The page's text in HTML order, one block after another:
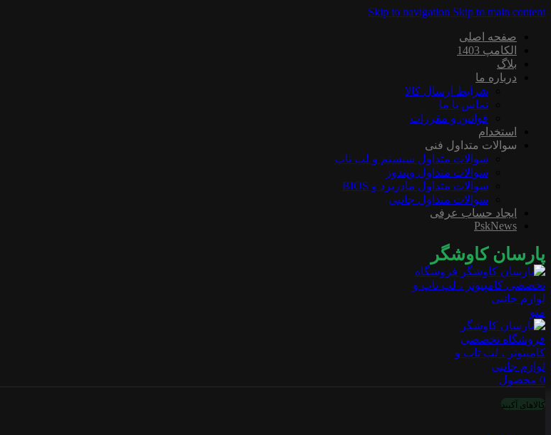
Skip to navigation Skip to main content
صفحه اصلی
الکامپ 1403
بلاگ
درباره ما
شرایط ارسال کالا
تماس با ما
قوانین و مقررات
استخدام
سوالات متداول فنی
سوالات متداول سیستم و لپ تاپ
سوالات متداول ویندوز
سوالات متداول مادربرد و BIOS
سوالات متداول جانبی
ایجاد حساب عرفی
PskNews
پارسان کاوشگر
منو
0 محصول
کالاهای آکبند